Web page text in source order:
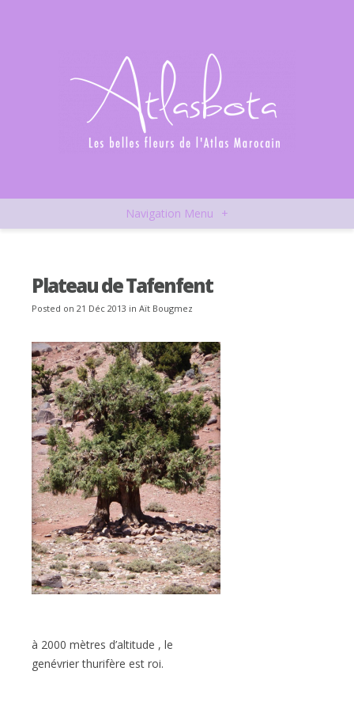
Navigation Menu +
Plateau de Tafenfent
Posted on 21 Déc 2013 in Aït Bougmez
à 2000 mètres d’altitude , le
genévrier thurifère est roi.